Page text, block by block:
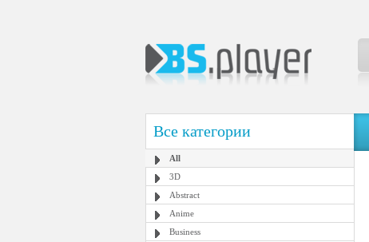
Все категории
All
3D
Abstract
Anime
Business